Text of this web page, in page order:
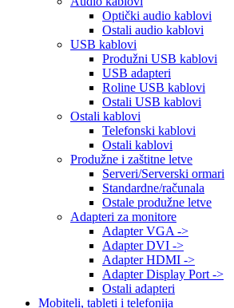
Optički audio kablovi
Ostali audio kablovi
USB kablovi
Produžni USB kablovi
USB adapteri
Roline USB kablovi
Ostali USB kablovi
Ostali kablovi
Telefonski kablovi
Ostali kablovi
Produžne i zaštitne letve
Serveri/Serverski ormari
Standardne/računala
Ostale produžne letve
Adapteri za monitore
Adapter VGA ->
Adapter DVI ->
Adapter HDMI ->
Adapter Display Port ->
Ostali adapteri
Mobiteli, tableti i telefonija